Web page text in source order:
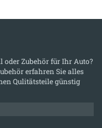
oder Zubehör für Ihr Auto?
erfahren Sie alles
Qulitätsteile günstig